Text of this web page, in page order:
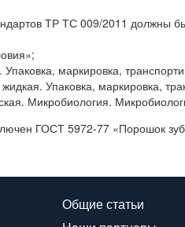
ТР ТС 009/2011 должны
маркировка,
Упаковка, маркировка,
Микробиология.
ГОСТ 5972-77 «Порошок
Общие статьи